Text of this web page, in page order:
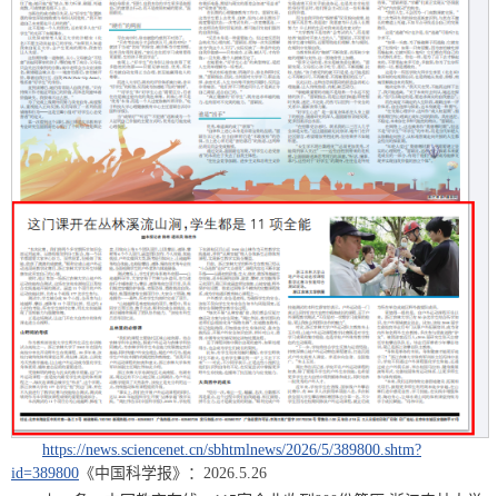
https://news.sciencenet.cn/sbhtmlnews/2026/5/389800.shtm?
id=389800 《中国科学报》：2026.5.26